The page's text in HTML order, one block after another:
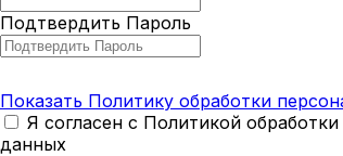
Подтвердить Пароль
Показать Политику обработки
Я согласен с Политикой
данных